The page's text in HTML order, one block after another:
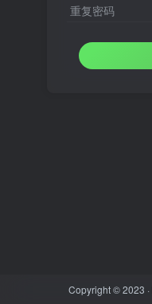
重复密码
Copyright © 2023 ·